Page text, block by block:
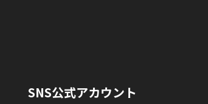
SNS公式アカウント